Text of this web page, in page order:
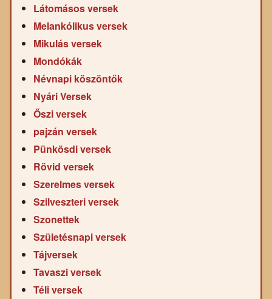
Látomásos versek
Melankólikus versek
Mikulás versek
Mondókák
Névnapi köszöntők
Nyári Versek
Őszi versek
pajzán versek
Pünkösdi versek
Rövid versek
Szerelmes versek
Szilveszteri versek
Szonettek
Születésnapi versek
Tájversek
Tavaszi versek
Téli versek